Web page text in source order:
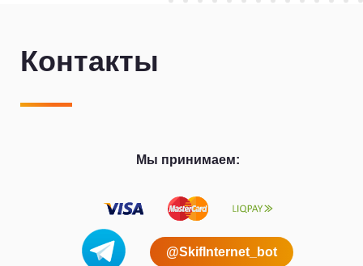
Контакты
Мы принимаем:
@SkifInternet_bot